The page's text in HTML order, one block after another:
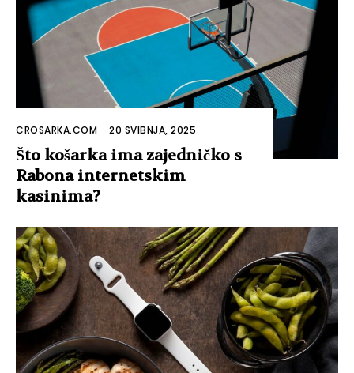
CROSARKA.COM -20 SVIBNJA, 2025
Što košarka ima zajedničko s
Rabona internetskim
kasinima?